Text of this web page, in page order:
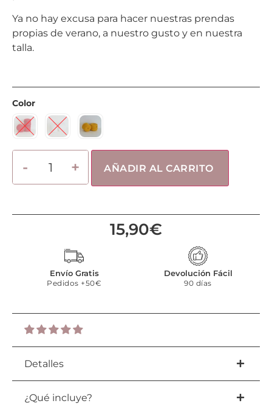
Ya no hay excusa para hacer nuestras prendas
propias de verano, a nuestro gusto y en nuestra
talla.
Color
AÑADIR AL CARRITO
15,90€
Envío Gratis
Pedidos +50€
Devolución Fácil
90 días
Detalles
¿Qué incluye?